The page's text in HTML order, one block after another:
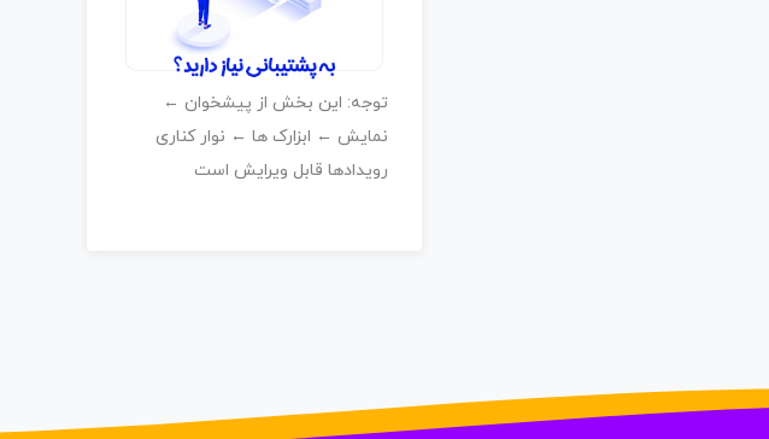
توجه: این بخش از پیشخوان ←
نمایش ← ابزارک ها ← نوار کناری
رویدادها قابل ویرایش است